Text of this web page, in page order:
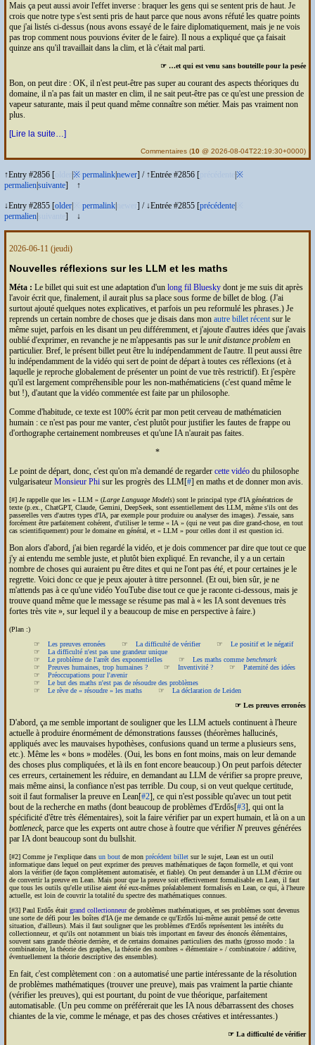
Mais ça peut aussi avoir l'effet inverse : braquer les gens qui se sentent pris de haut. Je
crois que notre type s'est senti pris de haut parce que nous avons réfuté les quatre points
que j'ai listés ci-dessus (nous avons essayé de le faire diplomatiquement, mais je ne vois
pas trop comment nous pouvions éviter de le faire). Il nous a expliqué que ça faisait
quinze ans qu'il travaillait dans la clim, et là c'était mal parti.
☞ …et qui est venu sans bouteille pour la pesée
Bon, on peut dire : OK, il n'est peut-être pas super au courant des aspects théoriques du
domaine, il n'a pas fait un master en clim, il ne sait peut-être pas ce qu'est une pression de
vapeur saturante, mais il peut quand même connaître son métier. Mais pas vraiment non
plus.
[Lire la suite…]
Commentaires (10 @ 2026-08-04T22:19:30+0000)
↑Entry #2856 [ ※ permalinknewer] / ↑Entrée #2856 [
※
permaliensuivante] ↑
↓Entry #2855 [older permalink ] / ↓Entrée #2855 [précédente
permalien
] ↓
2026-06-11 (jeudi)
Nouvelles réflexions sur les LLM et les maths
Méta : Le billet qui suit est une adaptation d'un long fil Blueskydont je me suis dit après
l'avoir écrit que, finalement, il aurait plus sa place sous forme de billet de blog. (J'ai
surtout ajouté quelques notes explicatives, et parfois un peu reformulé les phrases.) Je
reprends un certain nombre de choses que je disais dans mon autre billet récentsur le
même sujet, parfois en les disant un peu différemment, et j'ajoute d'autres idées que j'avais
oublié d'exprimer, en revanche je ne m'appesantis pas sur le unit distance problem en
particulier. Bref, le présent billet peut être lu indépendamment de l'autre. Il peut aussi être
lu indépendamment de la vidéo qui sert de point de départ à toutes ces réflexions (et à
laquelle je reproche globalement de présenter un point de vue très restrictif). Et j'espère
qu'il est largement compréhensible pour les non-mathématiciens (c'est quand même le
but !), d'autant que la vidéo commentée est faite par un philosophe.
Comme d'habitude, ce texte est 100% écrit par mon petit cerveau de mathématicien
humain : ce n'est pas pour me vanter, c'est plutôt pour justifier les fautes de frappe ou
d'orthographe certainement nombreuses et qu'une IAn'aurait pas faites.
*
Le point de départ, donc, c'est qu'on m'a demandé de regarder cette vidéodu philosophe
vulgarisateur Monsieur Phisur les progrès des LLM[#] en maths et de donner mon avis.
[#] Je rappelle que les LLM (Large Language Models) sont le principal type d'IAgénératrices de
texte (p.ex., ChatGPT, Claude, Gemini, DeepSeek, sont essentiellement des LLM, même s'ils ont des
passerelles vers d'autres types d'IA , par exemple pour produire ou analyser des images). J'essaie, sans
forcément être parfaitement cohérent, d'utiliser le terme
IA
(qui ne veut pas dire grand-chose, en tout
cas scientifiquement) pour le domaine en général, et
LLM pour celles dont il est question ici.
Bon alors d'abord, j'ai bien regardé la vidéo, et je dois commencer par dire que tout ce que
j'y ai entendu me semble juste, et plutôt bien expliqué. En revanche, il y a un certain
nombre de choses qui auraient pu être dites et qui ne l'ont pas été, et pour certaines je le
regrette. Voici donc ce que je peux ajouter à titre personnel. (Et oui, bien sûr, je ne
m'attends pas à ce qu'une vidéo YouTube dise tout ce que je raconte ci-dessous, mais je
trouve quand même que le message se résume pas mal à
les IAsont devenues très
fortes très vite
, sur lequel il y a beaucoup de mise en perspective à faire.)
(Plan :)
Les preuves erronées
La difficulté de vérifier
Le positif et le négatif
La difficulté n'est pas une grandeur unique
Le problème de l'arrêt des exponentielles
Les maths comme benchmark
Preuves humaines, trop humaines ?
Inventivité ?
Paternité des idées
Préoccupations pour l'avenir
Le but des maths n'est pas de résoudre des problèmes
Le rêve de « résoudre » les maths
La déclaration de Leiden
☞ Les preuves erronées
D'abord, ça me semble important de souligner que les LLMactuels continuent à l'heure
actuelle à produire énormément de démonstrations fausses (théorèmes hallucinés,
appliqués avec les mauvaises hypothèses, confusions quand un terme a plusieurs sens,
etc.). Même les « bons » modèles. (Oui, les bons en font moins, mais on leur demande
des choses plus compliquées, et là ils en font encore beaucoup.) On peut parfois détecter
ces erreurs, certainement les réduire, en demandant au LLMde vérifier sa propre preuve,
mais même ainsi, la confiance n'est pas terrible. Du coup, si on veut quelque certitude,
soit il faut formaliser la preuve en Lean[#2], ce qui n'est possible qu'avec un tout petit
bout de la recherche en maths (dont beaucoup de problèmes d'Erdős[#3], qui ont la
spécificité d'être très élémentaires), soit la faire vérifier par un expert humain, et là on a un
bottleneck, parce que les experts ont autre chose à foutre que vérifier Npreuves générées
par IAdont beaucoup sont du bullshit.
[#2] Comme je l'explique dans un boutde mon précédent billetsur le sujet, Lean est un outil
informatique dans lequel on peut exprimer des preuves mathématiques de façon formelle, et qui vont
alors la vérifier (de façon complètement automatisée, et fiable). On peut demander à un LLMd'écrire ou
de convertir la preuve en Lean. Mais pour que la preuve soit effectivement formalisable en Lean, il faut
que tous les outils qu'elle utilise aient été eux-mêmes préalablement formalisés en Lean, ce qui, à l'heure
actuelle, est loin de couvrir la totalité du spectre des mathématiques connues.
[#3] Paul Erdős était grand collectionneurde problèmes mathématiques, et ses problèmes sont devenus
une sorte de défi pour les boîtes d'IA(je me demande ce qu'Erdős lui-même aurait pensé de cette
situation, d'ailleurs). Mais il faut souligner que les problèmes d'Erdős représentent les intérêts du
collectionneur, et qu'ils ont notamment un biais très important en faveur des énoncés élémentaires,
souvent sans grande théorie derrière, et de certains domaines particuliers des maths (grosso modo : la
combinatoire, la théorie des graphes, la théorie des nombres « élémentaire » / combinatoire / additive,
éventuellement la théorie descriptive des ensembles).
En fait, c'est complètement con : on a automatisé une partie intéressante de la résolution
de problèmes mathématiques (trouver une preuve), mais pas vraiment la partie chiante
(vérifier les preuves), qui est pourtant, du point de vue théorique, parfaitement
automatisable. (Un peu comme on préférerait que les IAnous débarrassent des choses
chiantes de la vie, comme le ménage, et pas des choses créatives et intéressantes.)
☞ La difficulté de vérifier